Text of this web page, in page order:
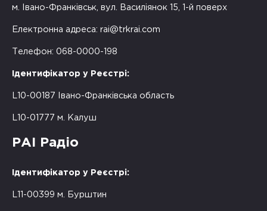
м. Івано-Франківськ, вул. Василіянок 15, 1-й поверх
Електронна адреса: rai@trkrai.com
Телефон: 068-0000-198
Ідентифікатор у Реєстрі:
L10-00187 Івано-Франківська область
L10-01777 м. Калуш
РАІ Радіо
Ідентифікатор у Реєстрі:
L11-00399 м. Бурштин